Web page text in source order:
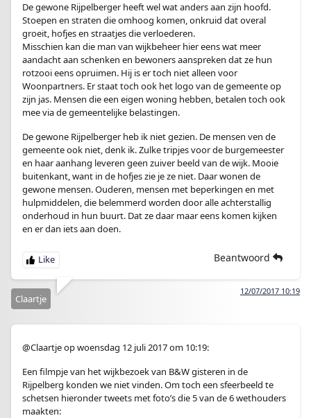
De gewone Rijpelberger heeft wel wat anders aan zijn hoofd.
Stoepen en straten die omhoog komen, onkruid dat overal
groeit, hofjes en straatjes die verloederen.
Misschien kan die man van wijkbeheer hier eens wat meer
aandacht aan schenken en bewoners aanspreken dat ze hun
rotzooi eens opruimen. Hij is er toch niet alleen voor
Woonpartners. Er staat toch ook het logo van de gemeente op
zijn jas. Mensen die een eigen woning hebben, betalen toch ook
mee via de gemeentelijke belastingen.
De gewone Rijpelberger heb ik niet gezien. De mensen ven de
gemeente ook niet, denk ik. Zulke tripjes voor de burgemeester
en haar aanhang leveren geen zuiver beeld van de wijk. Mooie
buitenkant, want in de hofjes zie je ze niet. Daar wonen de
gewone mensen. Ouderen, mensen met beperkingen en met
hulpmiddelen, die belemmerd worden door alle achterstallig
onderhoud in hun buurt. Dat ze daar maar eens komen kijken
en er dan iets aan doen.
Beantwoord
12/07/2017 10:19
Claartje
@Claartje op woensdag 12 juli 2017 om 10:19:
Een filmpje van het wijkbezoek van B&W gisteren in de
Rijpelberg konden we niet vinden. Om toch een sfeerbeeld te
schetsen hieronder tweets met foto’s die 5 van de 6 wethouders
maakten: